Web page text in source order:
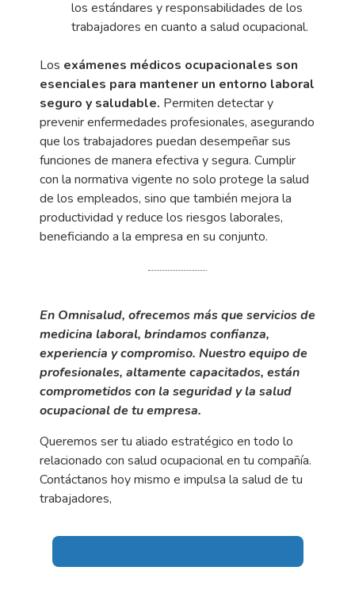
los estándares y responsabilidades de los
trabajadores en cuanto a salud ocupacional.
Los exámenes médicos ocupacionales son
esenciales para mantener un entorno laboral
seguro y saludable. Permiten detectar y
prevenir enfermedades profesionales, asegurando
que los trabajadores puedan desempeñar sus
funciones de manera efectiva y segura. Cumplir
con la normativa vigente no solo protege la salud
de los empleados, sino que también mejora la
productividad y reduce los riesgos laborales,
beneficiando a la empresa en su conjunto.
En Omnisalud, ofrecemos más que servicios de
medicina laboral, brindamos confianza,
experiencia y compromiso. Nuestro equipo de
profesionales, altamente capacitados, están
comprometidos con la seguridad y la salud
ocupacional de tu empresa.
Queremos ser tu aliado estratégico en todo lo
relacionado con salud ocupacional en tu compañía.
Contáctanos hoy mismo e impulsa la salud de tu
trabajadores,